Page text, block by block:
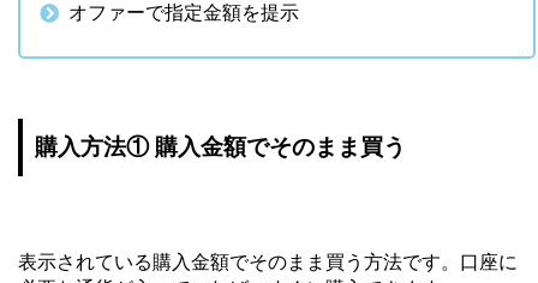
オファーで指定金額を提示
購入方法① 購入金額でそのまま買う
表示されている購入金額でそのまま買う方法です。口座に